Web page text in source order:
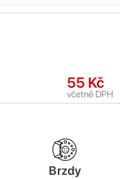
55 Kč
včetně DPH
Brzdy